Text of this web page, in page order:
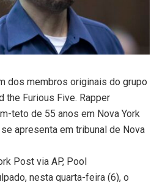
dos membros originais do grupo
the Furious Five. Rapper
teto de 55 anos em Nova York
apresenta em tribunal de Nova
Post via AP, Pool
nesta quarta-feira (6), o